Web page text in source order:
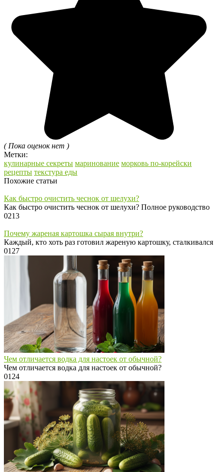
( Пока оценок нет )
Метки:
кулинарные секреты маринование морковь по-корейски
рецепты текстура еды
Похожие статьи
Как быстро очистить чеснок от шелухи?
Как быстро очистить чеснок от шелухи? Полное руководство
0213
Почему жареная картошка сырая внутри?
Каждый, кто хоть раз готовил жареную картошку, сталкивался
0127
Чем отличается водка для настоек от обычной?
Чем отличается водка для настоек от обычной?
0124